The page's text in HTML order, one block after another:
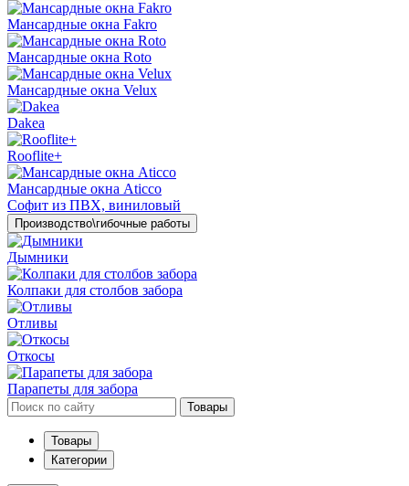
Мансардные окна Fakro
Мансардные окна Roto
Мансардные окна Velux
Dakea
Rooflite+
Мансардные окна Aticco
Софит из ПВХ, виниловый
Производство\гибочные работы
Дымники
Колпаки для столбов забора
Отливы
Откосы
Парапеты для забора
Товары
Товары
Категории